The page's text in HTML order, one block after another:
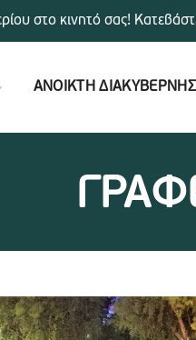
ΑΝΟΙΚΤΗ
στο κινητό σας!